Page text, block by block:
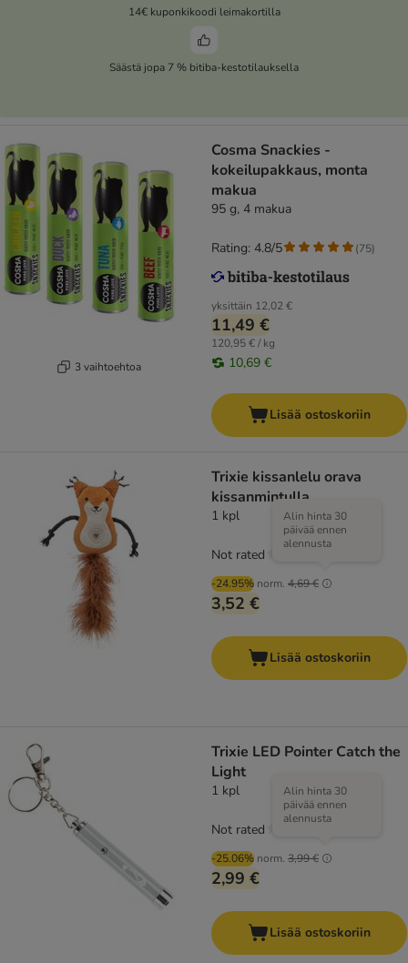
14€ kuponkikoodi leimakortilla
Säästä jopa 7 % bitiba-kestotilauksella
3 vaihtoehtoa
Cosma Snackies -
kokeilupakkaus, monta
makua
95 g, 4 makua
yksittäin 12,02 €
11,49 €
120,95 € / kg
10,69 €
Rating: 4.8/5 (75)
Lisää ostoskoriin
Trixie kissanlelu orava
kissanmintulla
1 kpl
-24.95% norm. 4,69 €
Alin hinta 30
päivää ennen
alennusta
3,52 €
Not rated
Lisää ostoskoriin
Trixie LED Pointer Catch the
Light
1 kpl
-25.06% norm. 3,99 €
Alin hinta 30
päivää ennen
alennusta
2,99 €
Not rated
Lisää ostoskoriin